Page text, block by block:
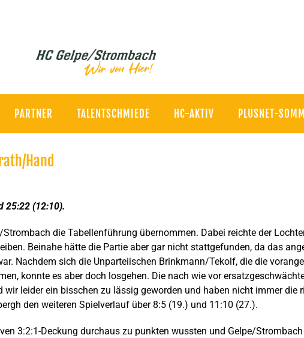
PARTNER TALENTSCHMIEDE HC-AKTIV PLUSNET-
Hand
25:22 (12:10).
die Tabellenführung übernommen. Dabei reichte der
Beinahe hätte die Partie aber gar nicht stattgefunden, da das
Nachdem sich die Unparteiischen Brinkmann/Tekolf, die die
konnte es aber doch losgehen. Die nach wie vor
leider ein bisschen zu lässig geworden und haben nicht immer die
den weiteren Spielverlauf über 8:5 (19.) und 11:10 (27.).
3:2:1-Deckung durchaus zu punkten wussten und Gelpe/